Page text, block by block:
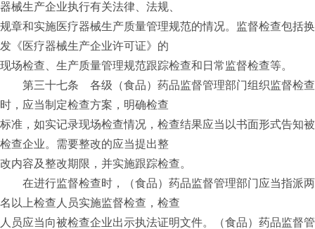
器械生产企业执行有关法律、法规、
规章和实施医疗器械生产质量管理规范的情况。监督检查包括换
发《医疗器械生产企业许可证》的
现场检查、生产质量管理规范跟踪检查和日常监督检查等。
第三十七条 各级（食品）药品监督管理部门组织监督检查
时，应当制定检查方案，明确检查
标准，如实记录现场检查情况，检查结果应当以书面形式告知被
检查企业。需要整改的应当提出整
改内容及整改期限，并实施跟踪检查。
在进行监督检查时，（食品）药品监督管理部门应当指派两
名以上检查人员实施监督检查，检查
人员应当向被检查企业出示执法证明文件。（食品）药品监督管